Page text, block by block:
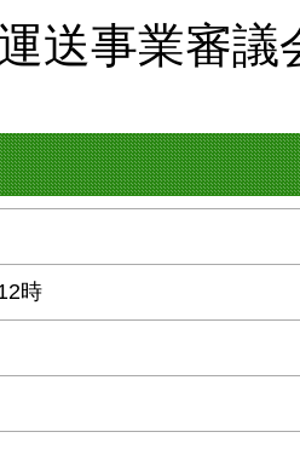
送事業審議
時